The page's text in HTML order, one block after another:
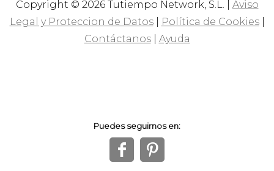
Copyright © 2026 Tutiempo Network, S.L. | Aviso
Legal y Proteccion de Datos| Política de Cookies|
Contáctanos| Ayuda
Puedes seguirnos en:
f 1